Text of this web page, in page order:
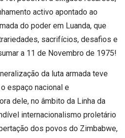
activo apontado ao
do poder em Luanda, que
sacrifícios, desafios e
a 11 de Novembro de 1975!
da luta armada teve
espaço nacional e
dele, no âmbito da Linha da
internacionalismo proletário
dos povos do Zimbabwe,